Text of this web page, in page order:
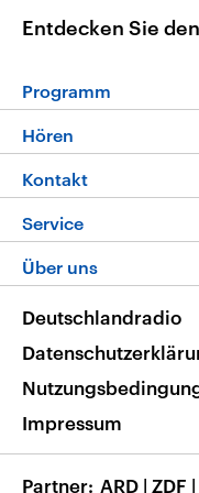
Entdecken Sie
Programm
Programm
Die
Neue Beiträge
Hören
Livestream
Podcasts
Nachrichten
Frequenzen
Kontakt
Hörerservice
Service
FAQ
Musikliste
RSS
Über uns
Deutschlandradio
Impressum
Partner ARD | ZDF |